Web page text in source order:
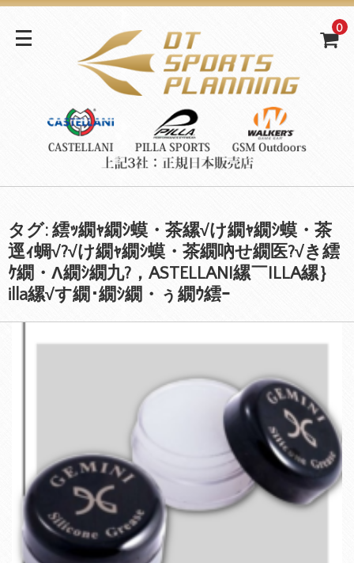
0
タグ: 繧ｯ繝ｬ繝ｼ蟆・茶縲√け繝ｬ繝ｼ蟆・茶
逕ｨ蜩√?√け繝ｬ繝ｼ蟆・茶繝吶せ繝医?√き繧
ｹ繝・Λ繝ｼ繝九?，ASTELLANI縲￣ILLA縲｝
illa縲√す繝･繝ｼ繝・ぅ繝ｳ繧ｰ